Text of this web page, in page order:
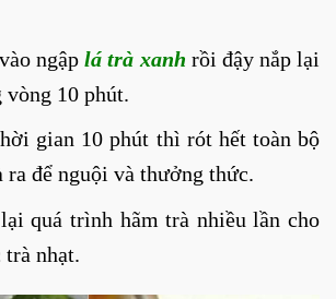
ngậplá trà xanh rồi đậy nắp lại
vòng 10 phút.
gian 10 phút thì rót hết toàn bộ
ra để nguội và thưởng thức.
quá trình hãm trà nhiều lần cho
nhạt.